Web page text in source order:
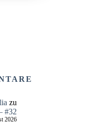
zu
#32
2026